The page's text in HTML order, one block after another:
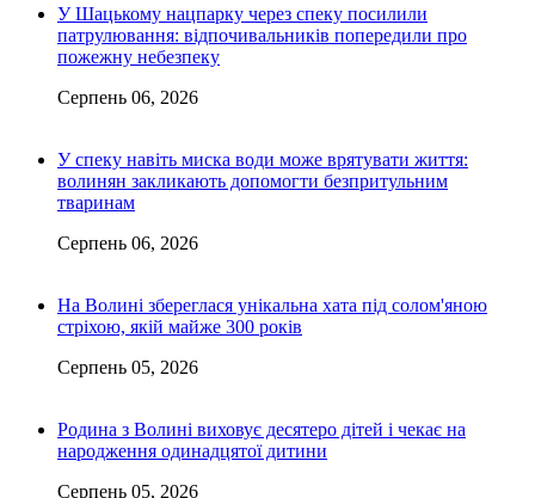
У Шацькому нацпарку через спеку посилили
патрулювання: відпочивальників попередили про
пожежну небезпеку
Серпень 06, 2026
У спеку навіть миска води може врятувати життя:
волинян закликають допомогти безпритульним
тваринам
Серпень 06, 2026
На Волині збереглася унікальна хата під солом'яною
стріхою, якій майже 300 років
Серпень 05, 2026
Родина з Волині виховує десятеро дітей і чекає на
народження одинадцятої дитини
Серпень 05, 2026